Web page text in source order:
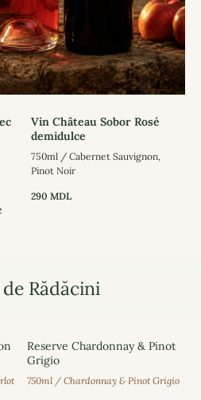
Vin Château Sobor Rosé
demidulce
750ml / Cabernet Sauvignon,
Pinot Noir
290 MDL
Rădăcini
Reserve Chardonnay & Pinot
Grigio
750ml / Chardonnay & Pinot Grigio